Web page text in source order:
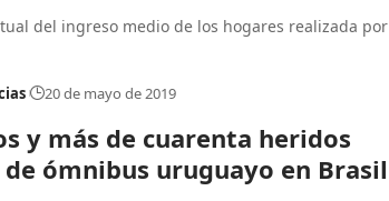
del ingreso medio de los hogares realizada por
20 de mayo de 2019
y más de cuarenta heridos
ómnibus uruguayo en Brasil